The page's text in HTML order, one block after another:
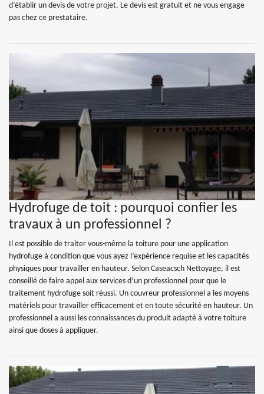
d’établir un devis de votre projet. Le devis est gratuit et ne vous engage
pas chez ce prestataire.
Hydrofuge de toit : pourquoi confier les
travaux à un professionnel ?
Il est possible de traiter vous-même la toiture pour une application
hydrofuge à condition que vous ayez l’expérience requise et les capacités
physiques pour travailler en hauteur. Selon Caseacsch Nettoyage, il est
conseillé de faire appel aux services d’un professionnel pour que le
traitement hydrofuge soit réussi. Un couvreur professionnel a les moyens
matériels pour travailler efficacement et en toute sécurité en hauteur. Un
professionnel a aussi les connaissances du produit adapté à votre toiture
ainsi que doses à appliquer.